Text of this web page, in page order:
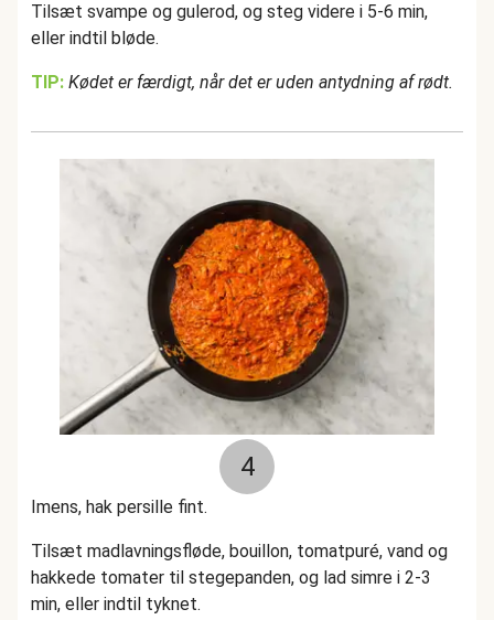
Tilsæt svampe og gulerod, og steg videre i 5-6 min,
eller indtil bløde.
TIP: Kødet er færdigt, når det er uden antydning af rødt.
4
Imens, hak persille fint.
Tilsæt madlavningsfløde, bouillon, tomatpuré, vand og
hakkede tomater til stegepanden, og lad simre i 2-3
min, eller indtil tyknet.